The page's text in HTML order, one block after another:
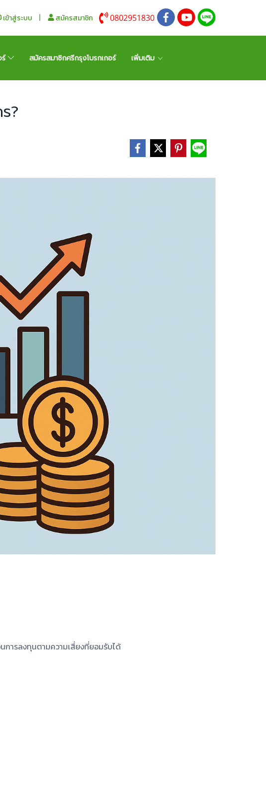
เข้าสู่ระบบ สมัครสมาชิก 0802951830
ร์ สมัครสมาชิกศรีกรุงโบรกเกอร์ เพิ่มเติม
?
การลงทุนตามความเสี่ยงที่ยอมรับได้